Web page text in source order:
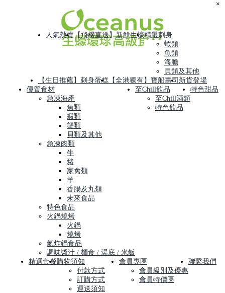
人氣熱賣【飛機直送】新鮮生蠔精選刺身
蝦類
魚類
海膽
貝類及其他
【生日推薦】刺身蛋糕 【全港獨有】寶船壽司 新貨登場
優質食材
急凍海產
魚類
蝦類
蟹類
貝類及其他
急凍肉類
牛
豬
家禽類
羊
香腸及丸類
未來食品
特色食品
火鍋燒烤
火鍋
燒烤
氣炸鍋食品
調味醬汁 / 麵食 / 湯底 / 米飯
至Chill飲品
至Chill酒類
特色飲品
特色甜品
精選套餐購物須知
付款方式
訂購方式
運送須知
會員專區
會員級別及優惠
會員特價區
聯繫我們
×